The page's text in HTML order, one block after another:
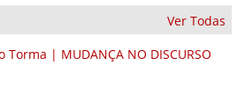
Ver Todas
Torma | MUDANÇA NO DISCURSO